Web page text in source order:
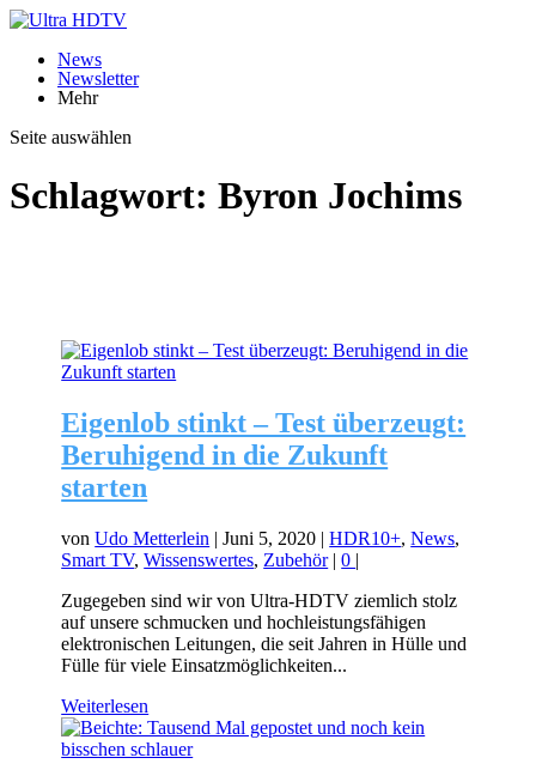
News
Newsletter
Mehr
Seite auswählen
Schlagwort: Byron Jochims
Eigenlob stinkt – Test überzeugt:
Beruhigend in die Zukunft
starten
vonUdo Metterlein |Juni 5, 2020 |HDR10+,News,
Smart TV,Wissenswertes, Zubehör|0 |
Zugegeben sind wir von Ultra-HDTV ziemlich stolz
auf unsere schmucken und hochleistungsfähigen
elektronischen Leitungen, die seit Jahren in Hülle und
Fülle für viele Einsatzmöglichkeiten...
Weiterlesen